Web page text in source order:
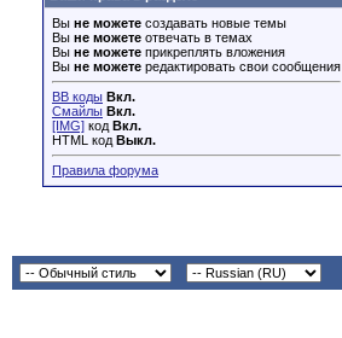
Вы не можете создавать новые темы
Вы не можете отвечать в темах
Вы не можете прикреплять вложения
Вы не можете редактировать свои сообщения
BB коды Вкл.
Смайлы Вкл.
[IMG] код Вкл.
HTML код Выкл.
Правила форума